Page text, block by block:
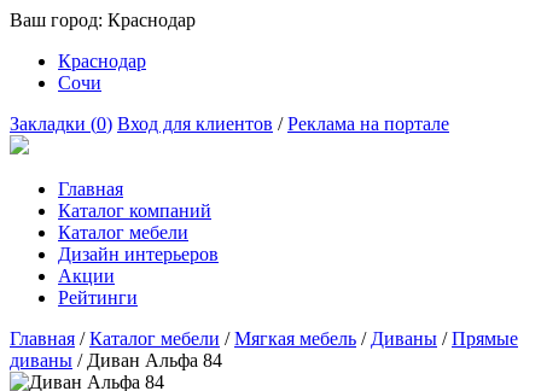
Ваш город: Краснодар
Краснодар
Сочи
Закладки (0) Вход для клиентов /Реклама на портале
Главная
Каталог компаний
Каталог мебели
Дизайн интерьеров
Акции
Рейтинги
Главная /Каталог мебели /Мягкая мебель / Диваны /Прямые
диваны / Диван Альфа 84